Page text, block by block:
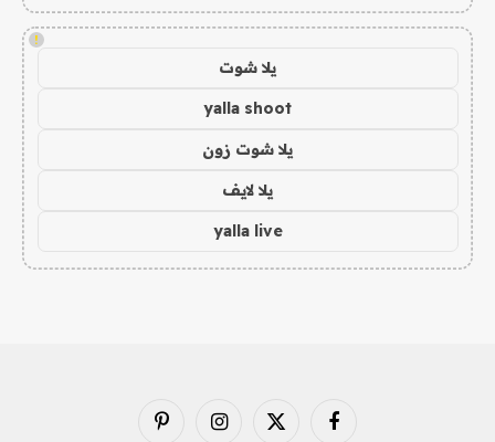
!
يلا شوت
yalla shoot
يلا شوت زون
يلا لايف
yalla live
فيسبوك X الانستغرامبينتيريست